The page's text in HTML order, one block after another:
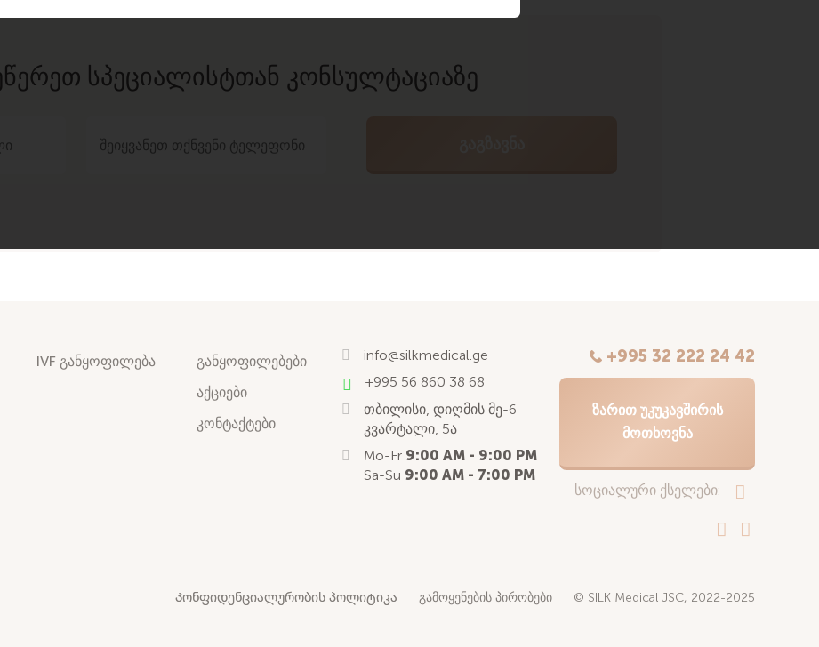
ᲡᲞᲔᲪᲘᲐᲚᲘᲡᲢᲗᲐᲜ ᲙᲝᲜᲡᲣᲚᲢᲐᲪᲘᲐᲖᲔ
IVF განყოფილება
განყოფილებები
აქციები
კონტაქტები
info@silkmedical.ge
+995 56 860 38 68
თბილისი, დიღმის მე-6
კვარტალი, 5ა
Mo-Fr 9:00 AM - 9:00 PM
Sa-Su 9:00 AM - 7:00 PM
+995 32 222 24 42
ᲖᲐᲠᲘᲗ ᲣᲙᲣᲙᲐᲕᲨᲘᲠᲘᲡ
ᲛᲝᲗᲮᲝᲕᲜᲐ
სოციალური ქსელები:
Კონფიდენციალურობის პოლიტიკა გამოყენების პირობები © SILK Medical JSC, 2022-2025